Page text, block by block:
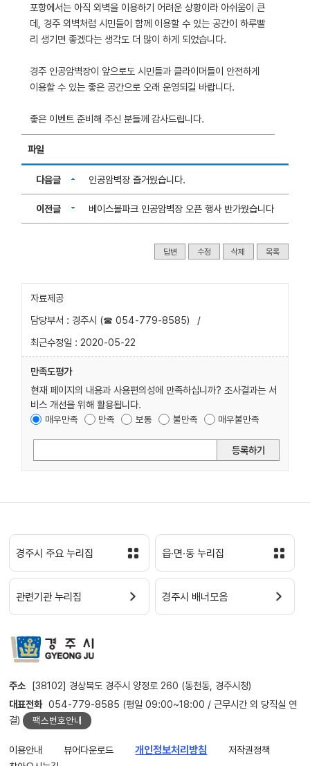
포항에서는 아직 외벽을 이용하기 어려운 상황이라 아쉬움이 큰
데, 경주 외벽처럼 시민들이 함께 이용할 수 있는 공간이 하루빨
리 생기면 좋겠다는 생각도 더 많이 하게 되었습니다.
경주 인공암벽장이 앞으로도 시민들과 클라이머들이 안전하게
이용할 수 있는 좋은 공간으로 오래 운영되길 바랍니다.
좋은 이벤트 준비해 주신 분들께 감사드립니다.
파일
다음글 인공암벽장 즐거웠습니다.
이전글 베이스볼파크 인공암벽장 오픈 행사 반가웠습니다
답변 수정 삭제 목록
자료제공
담당부서 : 경주시 (☎ 054-779-8585)
/
최근수정일 : 2020-05-22
만족도평가
현재 페이지의 내용과 사용편의성에 만족하십니까? 조사결과는 서
비스 개선을 위해 활용됩니다.
매우만족 만족 보통 불만족 매우불만족
등록하기
경주시 주요 누리집 읍·면·동 누리집
관련기관 누리집 경주시 배너모음
주소 [38102] 경상북도 경주시 양정로 260 (동천동, 경주시청)
대표전화 054-779-8585 (평일 09:00~18:00 / 근무시간 외 당직실 연
결)
팩스번호안내
이용안내 뷰어다운로드 개인정보처리방침
저작권정책